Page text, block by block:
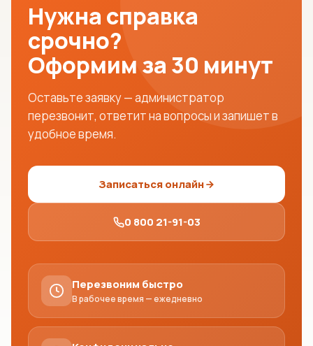
Нужна справка
срочно?
Оформим за 30 минут
Оставьте заявку — администратор
перезвонит, ответит на вопросы и запишет в
удобное время.
Записаться онлайн
0 800 21-91-03
Перезвоним быстро
В рабочее время — ежедневно